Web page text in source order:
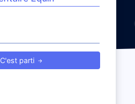
C'est parti